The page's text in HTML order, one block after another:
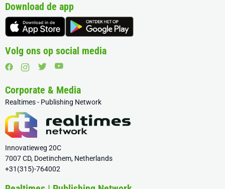
Download de app
Volg ons op social media
Corporate & Media
Realtimes - Publishing Network
Innovatieweg 20C
7007 CD, Doetinchem, Netherlands
+31(315)-764002